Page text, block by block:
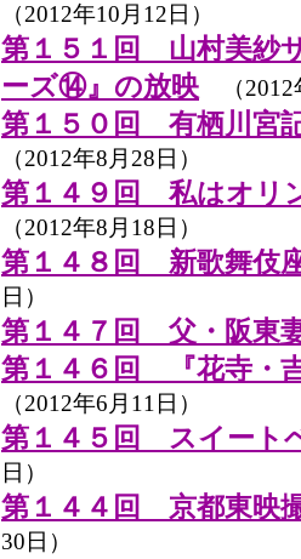
（2012年10月12日）
第１５１回 山村美紗
ーズ⑭』の放映 （2012
第１５０回 有栖川宮
（2012年8月28日）
第１４９回 私はオリ
（2012年8月18日）
第１４８回 新歌舞伎
日）
第１４７回 父・阪東
第１４６回 『花寺・
（2012年6月11日）
第１４５回 スイート
日）
第１４４回 京都東映
30日）